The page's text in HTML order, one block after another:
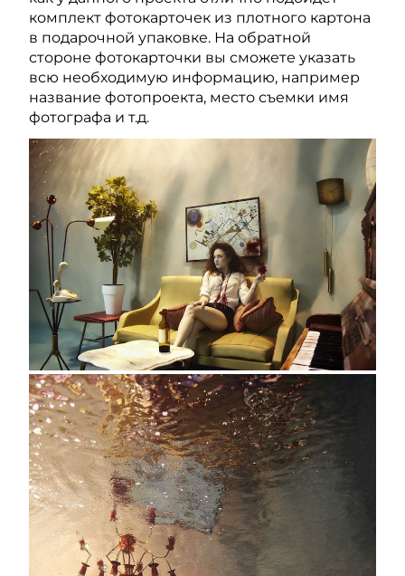
комплект фотокарточек из плотного картона
в подарочной упаковке. На обратной
стороне фотокарточки вы сможете указать
всю необходимую информацию, например
название фотопроекта, место съемки имя
фотографа и т.д.